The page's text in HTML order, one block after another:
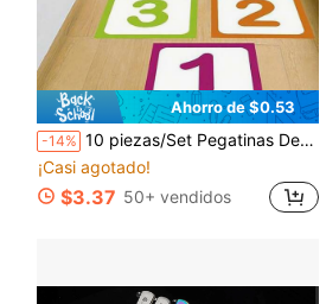
Ahorro de $0.53
-14% 10 piezas/Set Pegatinas Decorativas de Suelo con Números de Colores Brillantes a Cuadros - Impermeables, Autoadhesivas, Removibles, Fáciles de Limpiar - Perfectas para Castillos Inflables y Decoración del Hogar
¡Casi agotado!
$3.37 50+ vendidos